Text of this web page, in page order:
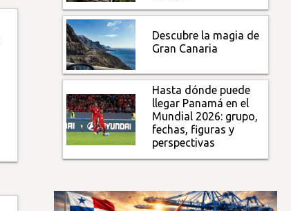
Descubre la magia de
Gran Canaria
Hasta dónde puede
llegar Panamá en el
Mundial 2026: grupo,
fechas, figuras y
perspectivas